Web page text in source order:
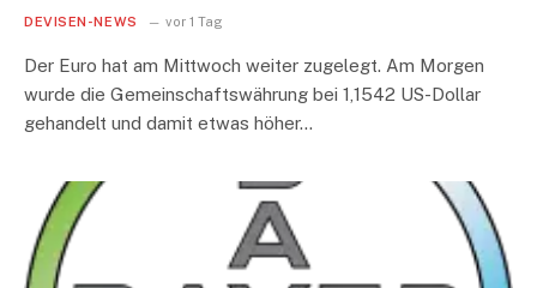
DEVISEN-NEWS vor 1 Tag
Der Euro hat am Mittwoch weiter zugelegt. Am Morgen
wurde die Gemeinschaftswährung bei 1,1542 US-Dollar
gehandelt und damit etwas höher…